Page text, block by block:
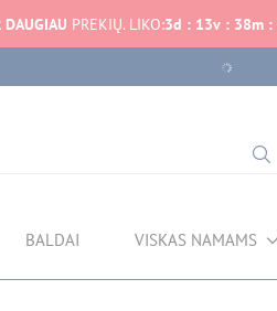
DAUGIAU PREKIŲ. LIKO:3d : 13v : 38m :
BALDAI VISKAS NAMAMS